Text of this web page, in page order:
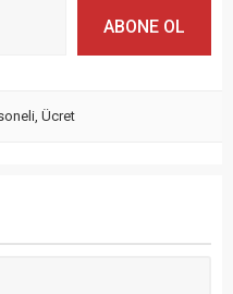
ABONE OL
Ücret